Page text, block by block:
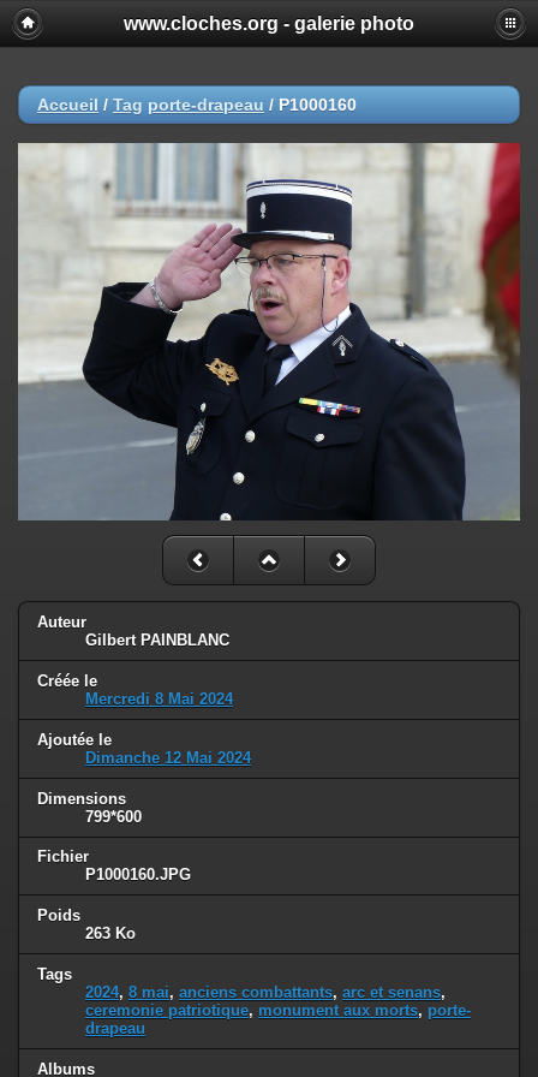
www.cloches.org - galerie photo
Accueil / Tag porte-drapeau / P1000160
Auteur
Gilbert PAINBLANC
Créée le
Mercredi 8 Mai 2024
Ajoutée le
Dimanche 12 Mai 2024
Dimensions
799*600
Fichier
P1000160.JPG
Poids
263 Ko
Tags
2024, 8 mai, anciens combattants, arc et senans,
ceremonie patriotique, monument aux morts, porte-
drapeau
Albums